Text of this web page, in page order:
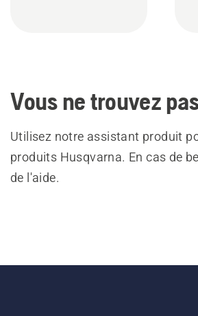
Vous ne trouvez
Utilisez notre assistant produit
produits Husqvarna. En cas de
de l'aide.